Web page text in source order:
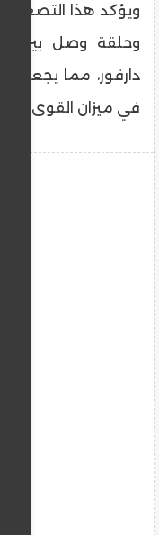
​ويؤكد هذا التصعيد
وحلقة وصل بين
دارفور، مما يجعل
في ميزان القوى بين